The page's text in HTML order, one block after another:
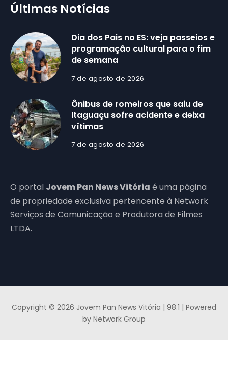
Últimas Notícias
Dia dos Pais no ES: veja passeios e
programação cultural para o fim
de semana
7 de agosto de 2026
Ônibus de romeiros que saiu de
Itaguaçu sofre acidente e deixa
vítimas
7 de agosto de 2026
O portal Jovem Pan News Vitória é uma página
de propriedade exclusiva pertencente à Network
Serviços de Comunicação e Produtora de Filmes
LTDA.
Copyright © 2026 Jovem Pan News Vitória | 98.1 | Powered
by Network Group